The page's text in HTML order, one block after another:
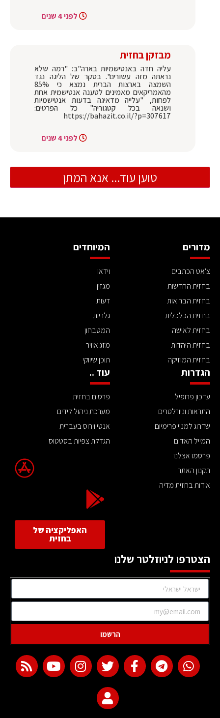
לפני 4 שנים
מבזקן בחזית
עליה חדה באנטישמיות בארה"ב: "רמה שלא
נראתה מזה עשורים". בסקר של הליגה נגד
השמצה בארצות הברית נמצא כי 85%
מהאמריקאים מאמינים לטענה אנטישמית אחת
לפחות, "עלייה מדאיגה בדעות אנטישמיות
ושנאה בכל קטגוריה" כל הפרטים:
https://bahazit.co.il/?p=307617
לפני 4 שנים
טוען עוד... אנא המתן
מדורים
צ'אט הכתבים
בחזית החדשות
בחזית הבריאות
בחזית הכלכלית
בחזית לאישה
בחזית היהדות
בחזית המוזיקה
המיוחדים
וידאו
מגזין
דעות
גלריות
המטבחון
מזג אוויר
תוכן שיווקי
הגדרות
עדכון פרופיל
התראות וניוזלטרים
שדרוג למנוי פרימיום
המייל האדום
פרסמו אצלנו
תקנון האתר
אודות בחזית מדיה
עוד ..
פרסום בחזית
מערכת ניהול לידים
אנטי וירוס בעברית
הגדלת צפיות בסטטוס
האפליקציה של
בחזית
הצטרפו לניוזלטר שלנו
הרשמו